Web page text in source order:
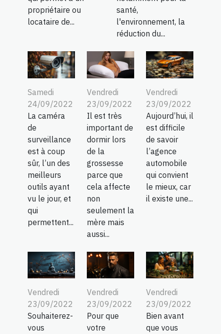
propriétaire ou
locataire de...
santé,
l'environnement, la
réduction du...
Samedi
24/09/2022
La caméra
de
surveillance
est à coup
sûr, l’un des
meilleurs
outils ayant
vu le jour, et
qui
permettent...
Vendredi
23/09/2022
Il est très
important de
dormir lors
de la
grossesse
parce que
cela affecte
non
seulement la
mère mais
aussi...
Vendredi
23/09/2022
Aujourd’hui, il
est difficile
de savoir
l’agence
automobile
qui convient
le mieux, car
il existe une...
Vendredi
23/09/2022
Souhaiterez-
vous
Vendredi
23/09/2022
Pour que
votre
Vendredi
23/09/2022
Bien avant
que vous